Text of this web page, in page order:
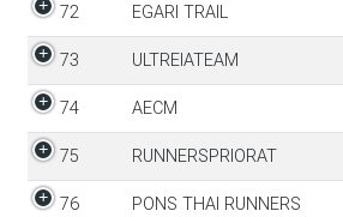
72 EGARI TRAIL
73 ULTREIATEAM
74 AECM
75 RUNNERSPRIORAT
76 PONS THAI RUNNERS